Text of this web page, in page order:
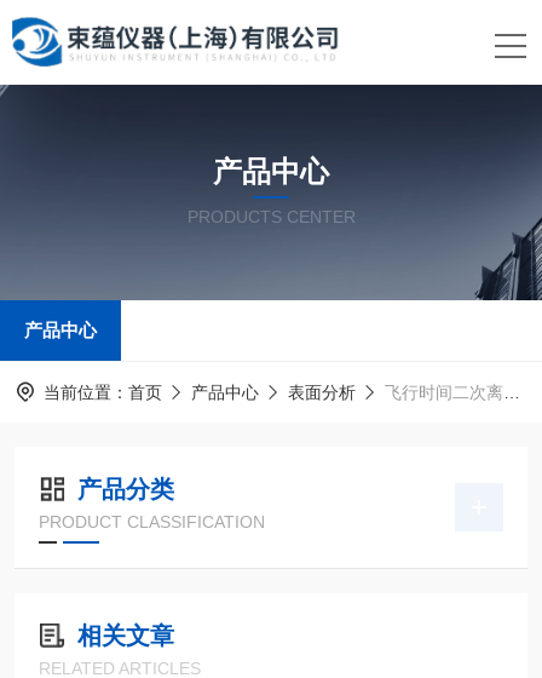
产品中心
PRODUCTS CENTER
产品中心
当前位置： 首页 产品中心 表面分析 飞行时间二次离子质谱仪
产品分类
PRODUCT CLASSIFICATION
相关文章
RELATED ARTICLES